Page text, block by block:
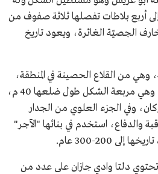
أربع بلاطات تفصلها ثلاثة صفوف من
الجصيّة الغائرة، ويعود تاريخ
من القلاع الحصينة في المنطقة،
تقع داخل مدينة أبو عريش، وهي مربعة الشكل طول ضلعها 40 م،
وفي الجزء العلوي من الجدار
والدفاع، استخدم في بنائها "الآجر"
200-300 عام.
دلتا وادي جازان على عدد من